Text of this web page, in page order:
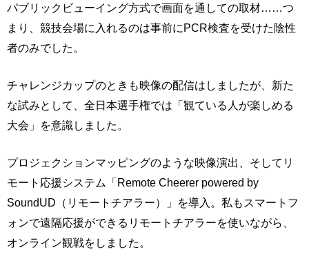
パブリックビューイング方式で画面を通しての取材……つ
まり、競技会場に入れるのは事前にPCR検査を受けた陰性
者のみでした。
チャレンジカップのときも映像の配信はしましたが、新た
な試みとして、全日本選手権では「観ている人が楽しめる
大会」を意識しました。
プロジェクションマッピングのような映像演出、そしてリ
モート応援システム「Remote Cheerer powered by
SoundUD（リモートチアラー）」を導入。私もスマートフ
ォンで遠隔応援ができるリモートチアラーを使いながら、
オンライン観戦をしました。